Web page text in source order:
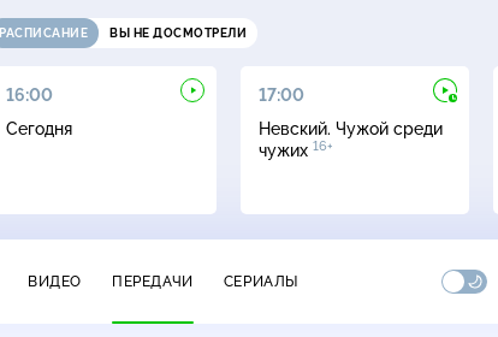
РАСПИСАНИЕ ВЫ НЕ ДОСМОТРЕЛИ
16:00
Сегодня
17:00
Невский. Чужой среди
чужих 16+
ВИДЕО ПЕРЕДАЧИ СЕРИАЛЫ